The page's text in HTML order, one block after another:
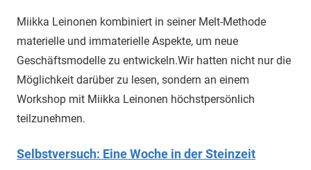
Miikka Leinonen kombiniert in seiner Melt-Methode
materielle und immaterielle Aspekte, um neue
Geschäftsmodelle zu entwickeln.Wir hatten nicht nur die
Möglichkeit darüber zu lesen, sondern an einem
Workshop mit Miikka Leinonen höchstpersönlich
teilzunehmen.
Selbstversuch: Eine Woche in der Steinzeit